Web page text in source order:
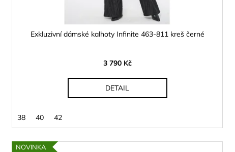
Exkluzivní dámské kalhoty Infinite 463-811 kreš černé
3 790 Kč
DETAIL
38 40 42
NOVINKA